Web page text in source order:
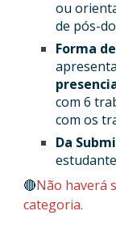
ou
de pós-
Forma
com 6
com os
Da
🔴Não haverá
categoria.